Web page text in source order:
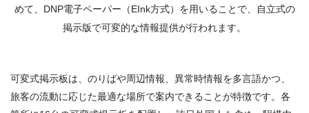
めて、DNP電子ペーパー（EInk方式）を用いることで、自立式の
掲示版で可変的な情報提供が行われます。
可変式掲示板は、のりばや周辺情報、異常時情報を多言語かつ、
旅客の流動に応じた最適な場所で案内できることが特徴です。各